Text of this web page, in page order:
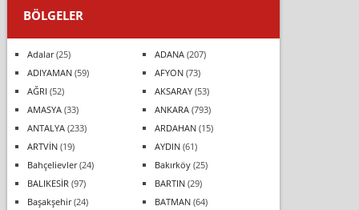
BÖLGELER
Adalar(25) ADANA(207)
ADIYAMAN(59) AFYON(73)
AĞRI (52) AKSARAY(53)
AMASYA(33) ANKARA(793)
ANTALYA(233) ARDAHAN(15)
ARTVİN(19) AYDIN(61)
Bahçelievler(24) Bakırköy(25)
BALIKESİR (97) BARTIN(29)
Başakşehir(24) BATMAN(64)